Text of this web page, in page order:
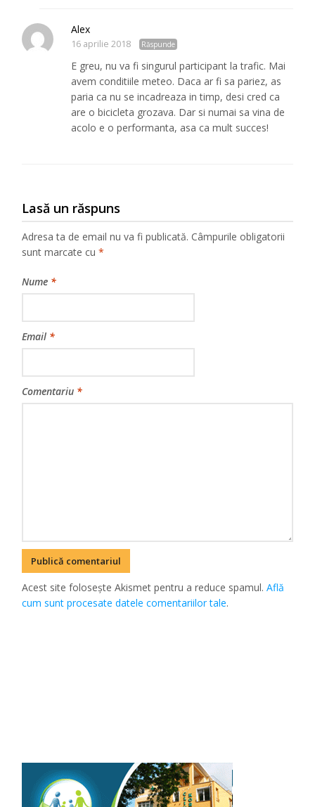
Alex
16 aprilie 2018 Răspunde
E greu, nu va fi singurul participant la trafic. Mai
avem conditiile meteo. Daca ar fi sa pariez, as
paria ca nu se incadreaza in timp, desi cred ca
are o bicicleta grozava. Dar si numai sa vina de
acolo e o performanta, asa ca mult succes!
Lasă un răspuns
Adresa ta de email nu va fi publicată. Câmpurile obligatorii
sunt marcate cu*
Nume *
Email *
Comentariu *
Acest site folosește Akismet pentru a reduce spamul.Află
cum sunt procesate datele comentariilor tale.